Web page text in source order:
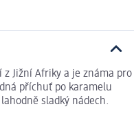
z Jižní Afriky a je známa pro
příchuť po karamelu
sladký nádech.